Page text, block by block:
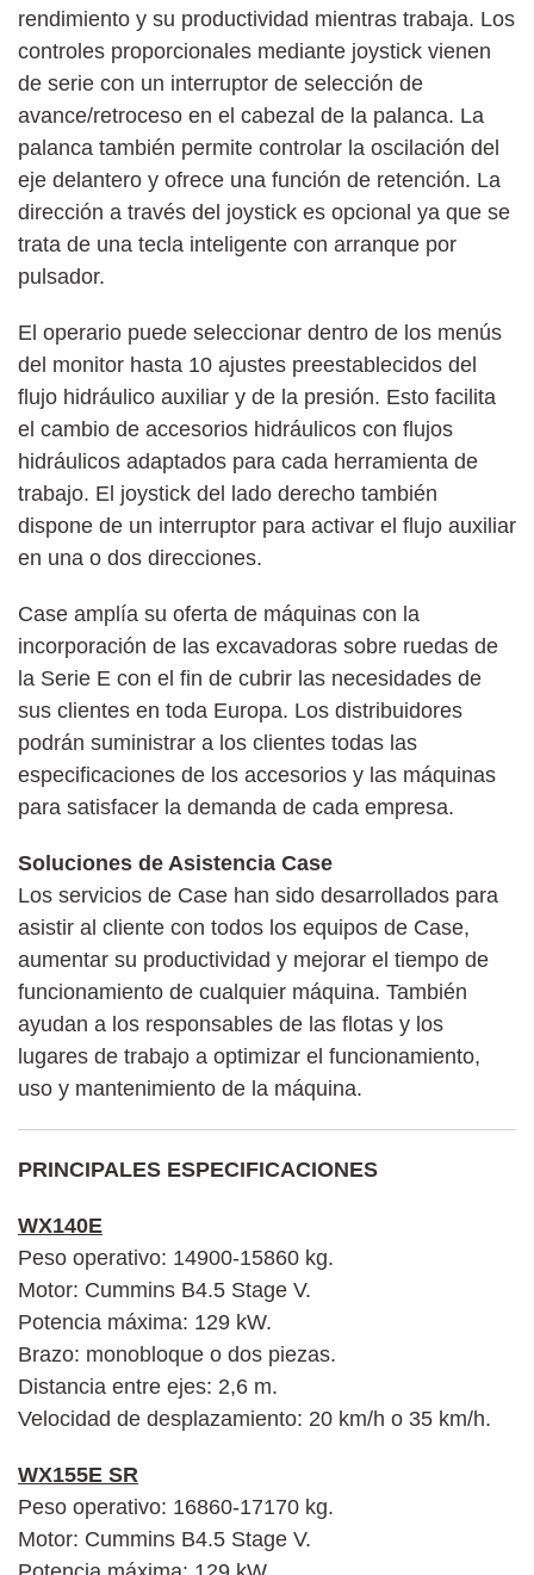
rendimiento y su productividad mientras trabaja. Los
controles proporcionales mediante joystick vienen
de serie con un interruptor de selección de
avance/retroceso en el cabezal de la palanca. La
palanca también permite controlar la oscilación del
eje delantero y ofrece una función de retención. La
dirección a través del joystick es opcional ya que se
trata de una tecla inteligente con arranque por
pulsador.
El operario puede seleccionar dentro de los menús
del monitor hasta 10 ajustes preestablecidos del
flujo hidráulico auxiliar y de la presión. Esto facilita
el cambio de accesorios hidráulicos con flujos
hidráulicos adaptados para cada herramienta de
trabajo. El joystick del lado derecho también
dispone de un interruptor para activar el flujo auxiliar
en una o dos direcciones.
Case amplía su oferta de máquinas con la
incorporación de las excavadoras sobre ruedas de
la Serie E con el fin de cubrir las necesidades de
sus clientes en toda Europa. Los distribuidores
podrán suministrar a los clientes todas las
especificaciones de los accesorios y las máquinas
para satisfacer la demanda de cada empresa.
Soluciones de Asistencia Case
Los servicios de Case han sido desarrollados para
asistir al cliente con todos los equipos de Case,
aumentar su productividad y mejorar el tiempo de
funcionamiento de cualquier máquina. También
ayudan a los responsables de las flotas y los
lugares de trabajo a optimizar el funcionamiento,
uso y mantenimiento de la máquina.
PRINCIPALES ESPECIFICACIONES
WX140E
Peso operativo: 14900-15860 kg.
Motor: Cummins B4.5 Stage V.
Potencia máxima: 129 kW.
Brazo: monobloque o dos piezas.
Distancia entre ejes: 2,6 m.
Velocidad de desplazamiento: 20 km/h o 35 km/h.
WX155E SR
Peso operativo: 16860-17170 kg.
Motor: Cummins B4.5 Stage V.